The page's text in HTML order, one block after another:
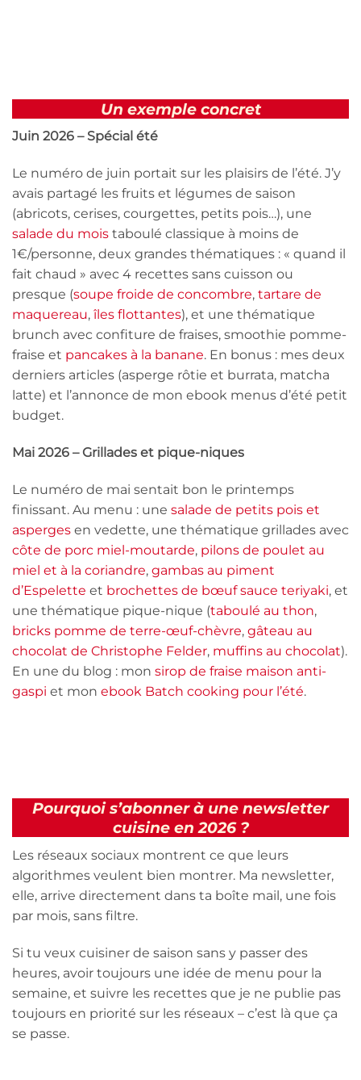
Un exemple concret
Juin 2026 – Spécial été
Le numéro de juin portait sur les plaisirs de l’été. J’y
avais partagé les fruits et légumes de saison
(abricots, cerises, courgettes, petits pois…), une
salade du mois taboulé classique à moins de
1€/personne, deux grandes thématiques : « quand il
fait chaud » avec 4 recettes sans cuisson ou
presque (soupe froide de concombre, tartare de
maquereau, îles flottantes), et une thématique
brunch avec confiture de fraises, smoothie pomme-
fraise et pancakes à la banane. En bonus : mes deux
derniers articles (asperge rôtie et burrata, matcha
latte) et l’annonce de mon ebook menus d’été petit
budget.
Mai 2026 – Grillades et pique-niques
Le numéro de mai sentait bon le printemps
finissant. Au menu : une salade de petits pois et
asperges en vedette, une thématique grillades avec
côte de porc miel-moutarde, pilons de poulet au
miel et à la coriandre, gambas au piment
d’Espelette et brochettes de bœuf sauce teriyaki, et
une thématique pique-nique (taboulé au thon,
bricks pomme de terre-œuf-chèvre, gâteau au
chocolat de Christophe Felder, muffins au chocolat).
En une du blog : mon sirop de fraise maison anti-
gaspi et mon ebook Batch cooking pour l’été.
Pourquoi s’abonner à une newsletter
cuisine en 2026 ?
Les réseaux sociaux montrent ce que leurs
algorithmes veulent bien montrer. Ma newsletter,
elle, arrive directement dans ta boîte mail, une fois
par mois, sans filtre.
Si tu veux cuisiner de saison sans y passer des
heures, avoir toujours une idée de menu pour la
semaine, et suivre les recettes que je ne publie pas
toujours en priorité sur les réseaux – c’est là que ça
se passe.